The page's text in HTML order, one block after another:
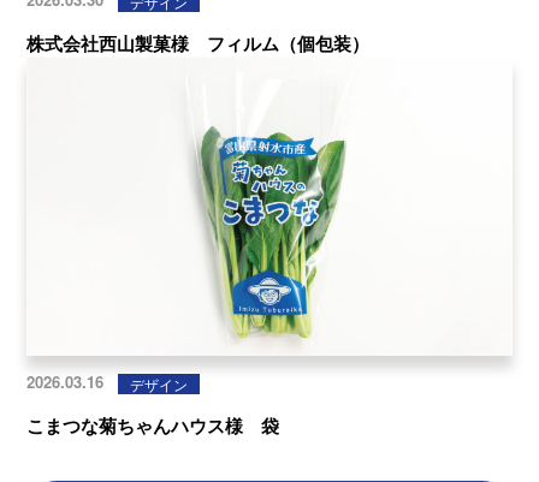
株式会社西山製菓様 フィルム（個包装）
2026.03.16 デザイン
こまつな菊ちゃんハウス様 袋